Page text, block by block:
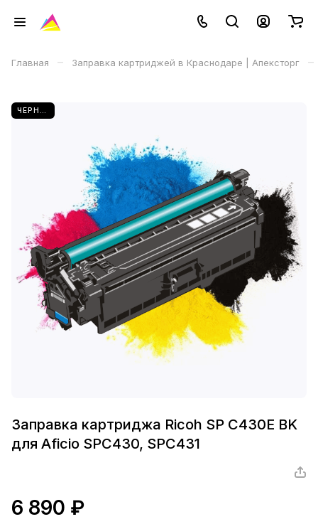
Главная – Заправка картриджей в Краснодаре | Апексторг –
Заправка картриджа Ricoh SP C430E BK
для Aficio SPC430, SPC431
6 890 ₽